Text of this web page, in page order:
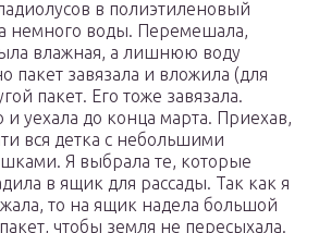
в полиэтиленовый
немного воды. Перемешала,
влажная, а лишнюю воду
пакет завязала и вложила (для
пакет. Его тоже завязала.
уехала до конца марта. Приехав,
вся детка с небольшими
Я выбрала те, которые
в ящик для рассады. Так как я
то на ящик надела большой
чтобы земля не пересыхала.